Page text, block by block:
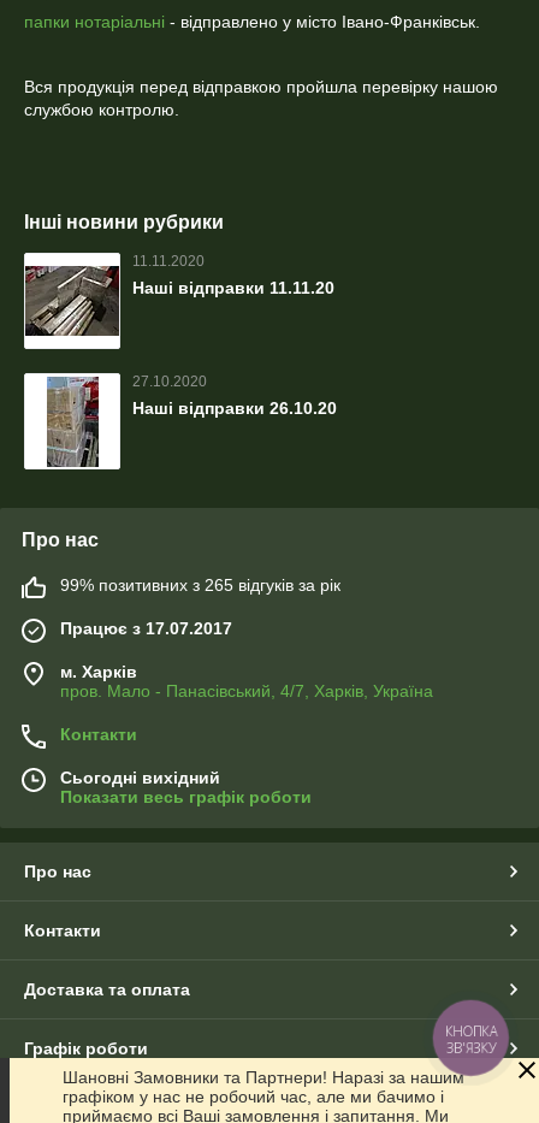
папки нотаріальні - відправлено у місто Івано-Франківськ.
Вся продукція перед відправкою пройшла перевірку нашою
службою контролю.
Інші новини рубрики
11.11.2020
Наші відправки 11.11.20
27.10.2020
Наші відправки 26.10.20
Про нас
99% позитивних з 265 відгуків за рік
Працює з 17.07.2017
м. Харків
пров. Мало - Панасівський, 4/7, Харків, Україна
Контакти
Сьогодні вихідний
Показати весь графік роботи
Про нас
Контакти
Доставка та оплата
Графік роботи
Повна версія сайту
Шановні Замовники та Партнери! Наразі за нашим
графіком у нас не робочий час, але ми бачимо і
приймаємо всі Ваші замовлення і запитання. Ми
КНОПКА
ЗВ'ЯЗКУ